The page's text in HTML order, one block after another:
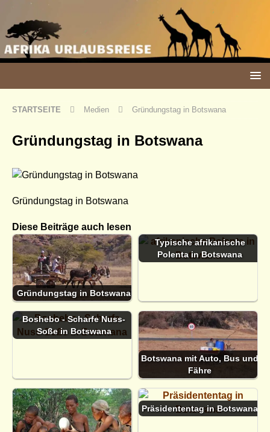
STARTSEITE Medien Gründungstag in Botswana
Gründungstag in Botswana
Gründungstag in Botswana
Diese Beiträge auch lesen
Gründungstag in Botswana
Typische afrikanische
Polenta in Botswana
Boshebo - Scharfe Nuss-
Soße in Botswana
Botswana mit Auto, Bus und
Fähre
Präsidententag in Botswana